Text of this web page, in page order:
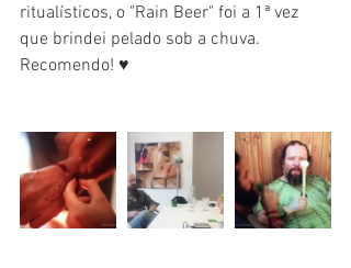
ritualísticos, o "Rain Beer" foi a 1ª vez
que brindei pelado sob a chuva.
Recomendo! ♥